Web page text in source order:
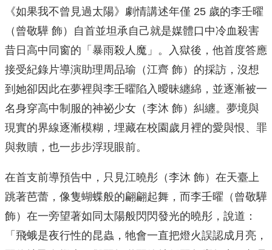
《如果我不曾見過太陽》劇情講述年僅 25 歲的李壬曜
（曾敬驊 飾）自首並坦承自己就是媒體口中冷血殺害
昔日高中同窗的「暴雨殺人魔」。入獄後，他首度答應
接受紀錄片導演助理周品瑜（江齊 飾）的採訪，沒想
到她卻因此在夢裡與李壬曜陷入曖昧纏綿，並逐漸被一
名身穿高中制服的神祕少女（李沐 飾）糾纏。夢境與
現實的界線逐漸模糊，埋藏在校園歲月裡的愛與恨、罪
與救贖，也一步步浮現眼前。
在首支前導預告中，只見江曉彤（李沐 飾）在天臺上
跳著芭蕾，像隻蝴蝶般的翩翩起舞，而李壬曜（曾敬驊
飾）在一旁望著如同太陽般閃閃發光的曉彤，說道：
「飛蛾是夜行性的昆蟲，牠會一直把燈火誤認成月亮，